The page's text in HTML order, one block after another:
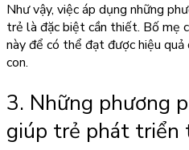
Như vậy, việc áp dụng những
trẻ là đặc biệt cần thiết. Bố mẹ
này để có thể đạt được hiệu
con.
3. Những phương
giúp trẻ phát triển